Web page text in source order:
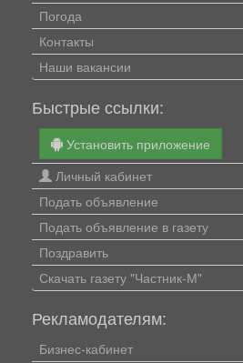
Погода
Контакты
Наши вакансии
Быстрые ссылки:
Установить приложение
Личный кабинет
Подать объявление
Подать объявление в газету
Поздравить
Скачать газету "Частник-М"
Рекламодателям:
Бизнес-кабинет